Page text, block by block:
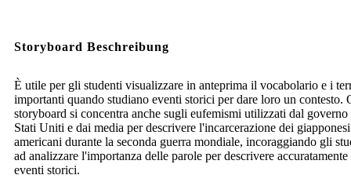
Storyboard Beschreibung
È utile per gli studenti visualizzare in anteprima il vocabolario e i
importanti quando studiano eventi storici per dare loro un contesto.
storyboard si concentra anche sugli eufemismi utilizzati dal
Stati Uniti e dai media per descrivere l'incarcerazione dei giapponesi
americani durante la seconda guerra mondiale, incoraggiando gli
ad analizzare l'importanza delle parole per descrivere
eventi storici.